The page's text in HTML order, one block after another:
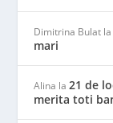
Dimitrina Bulat la
mari
Alina la21 de
merita toti